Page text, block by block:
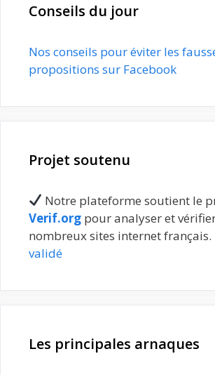
Conseils du jour
Nos conseils pour éviter les
propositions sur Facebook
Projet soutenu
Notre plateforme soutient le
Verif.org pour analyser et
nombreux sites internet français.
validé
Les principales arnaques